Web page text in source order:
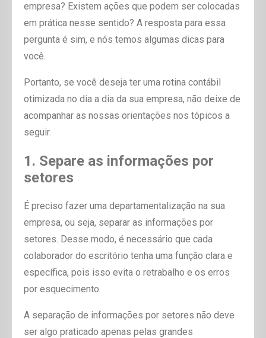
empresa? Existem ações que podem ser colocadas
em prática nesse sentido? A resposta para essa
pergunta é sim, e nós temos algumas dicas para
você.
Portanto, se você deseja ter uma rotina contábil
otimizada no dia a dia da sua empresa, não deixe de
acompanhar as nossas orientações nos tópicos a
seguir.
1. Separe as informações por
setores
É preciso fazer uma departamentalização na sua
empresa, ou seja, separar as informações por
setores. Desse modo, é necessário que cada
colaborador do escritório tenha uma função clara e
específica, pois isso evita o retrabalho e os erros
por esquecimento.
A separação de informações por setores não deve
ser algo praticado apenas pelas grandes